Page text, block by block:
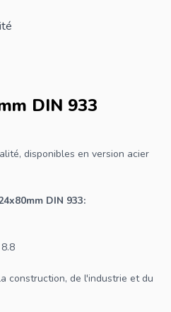
DIN 933
disponibles en version acier
DIN 933:
8.8
construction, de l'industrie et du